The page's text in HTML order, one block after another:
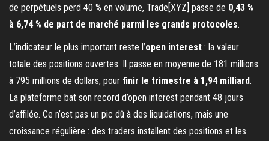
de perpétuels perd 40 % en volume, Trade[XYZ] passe de 0,43 %
à 6,74 % de part de marché parmi les grands protocoles.
L’indicateur le plus important reste l’open interest : la valeur
totale des positions ouvertes. Il passe en moyenne de 181 millions
à 795 millions de dollars, pour finir le trimestre à 1,94 milliard.
La plateforme bat son record d’open interest pendant 48 jours
d’affilée. Ce n’est pas un pic dû à des liquidations, mais une
croissance régulière : des traders installent des positions et les